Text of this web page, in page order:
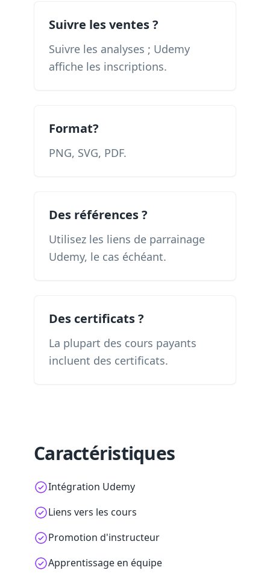
Suivre les ventes ?
Suivre les analyses ; Udemy
affiche les inscriptions.
Format?
PNG, SVG, PDF.
Des références ?
Utilisez les liens de parrainage
Udemy, le cas échéant.
Des certificats ?
La plupart des cours payants
incluent des certificats.
Caractéristiques
Intégration Udemy
Liens vers les cours
Promotion d'instructeur
Apprentissage en équipe